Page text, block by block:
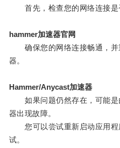
首先，检查您的网络连接是
hammer加速器官网
确保您的网络连接畅通，并
器。
Hammer/Anycast加速器
如果问题仍然存在，可能是
器出现故障。
您可以尝试重新启动应用程
试。